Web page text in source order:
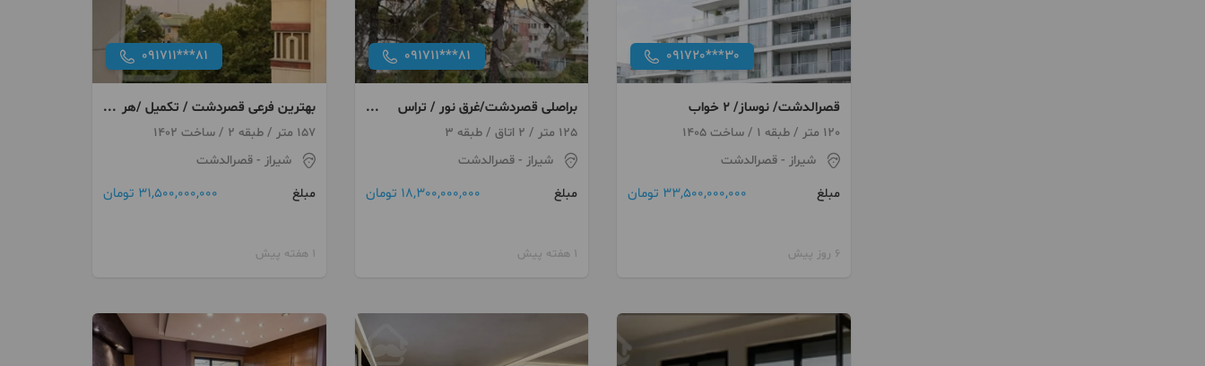
091720***30
قصرالدشت/ نوساز/ ۲ خواب
120 متر / طبقه 1 / ساخت 1405
شیراز - قصرالدشت
مبلغ
33,500,000,000 تومان
6 روز پیش
091711***81
براصلی قصردشت/غرق نور / تراس
قابل چیدمان / ویو باغ
125 متر / 2 اتاق / طبقه 3
شیراز - قصرالدشت
مبلغ
18,300,000,000 تومان
1 هفته پیش
091711***81
بهترین فرعی قصردشت / تکمیل /هر
دو خواب مستر
157 متر / طبقه 2 / ساخت 1402
شیراز - قصرالدشت
مبلغ
31,500,000,000 تومان
1 هفته پیش